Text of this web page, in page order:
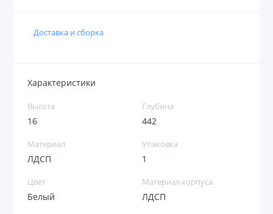
Доставка и сборка
Характеристики
Высота
16
Глубина
442
Материал
ЛДСП
Упаковка
1
Цвет
Белый
Материал корпуса
ЛДСП